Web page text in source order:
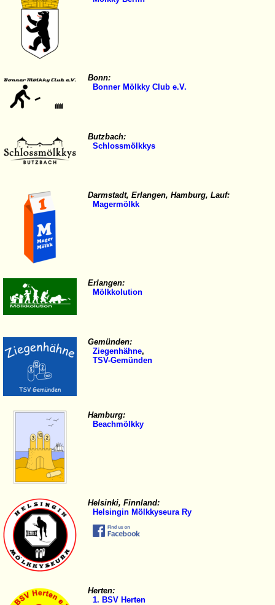
Bonn:
Bonner Mölkky Club e.V.
Butzbach:
Schlossmölkkys
Darmstadt, Erlangen, Hamburg, Lauf:
Magermölkk
Erlangen:
Mölkkolution
Gemünden:
Ziegenhähne,
TSV-Gemünden
Hamburg:
Beachmölkky
Helsinki, Finnland:
Helsingin Mölkkyseura Ry
Herten:
1. BSV Herten